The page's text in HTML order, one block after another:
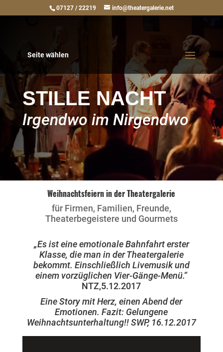
07127 / 22219 info@theatergalerie.net
Seite wählen
STILLE NACHT
Irgendwo im Nirgendwo
Weihnachtsfeiern in der Theatergalerie
für Firmen, Familien, Freunde,
Theaterbegeistere und Gourmets
„Es ist eine emotionale Bahnfahrt erster
Klasse, die man in der Theatergalerie
bekommt. Einschließlich Livemusik und
einem vorzüglichen Vier-Gänge-Menü.“
NTZ,5.12.2017
Eine Story mit Herz, einen Abend der
Emotionen. Fazit: Gelungene
Weihnachtsunterhaltung!! SWP, 16.12.2017